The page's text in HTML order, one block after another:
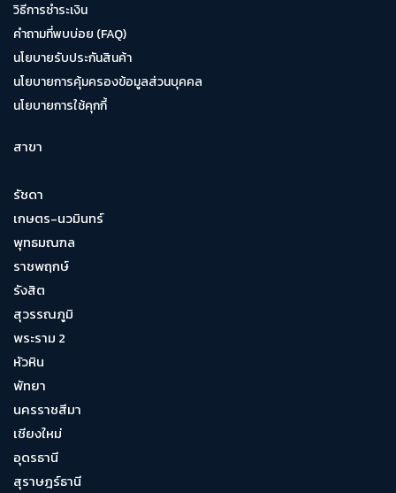
วิธีการชำระเงิน
คำถามที่พบบ่อย (FAQ)
นโยบายรับประกันสินค้า
นโยบายการคุ้มครองข้อมูลส่วนบุคคล
นโยบายการใช้คุกกี้
สาขา
รัชดา
เกษตร-นวมินทร์
พุทธมณฑล
ราชพฤกษ์
รังสิต
สุวรรณภูมิ
พระราม 2
หัวหิน
พัทยา
นครราชสีมา
เชียงใหม่
อุดรธานี
สุราษฎร์ธานี